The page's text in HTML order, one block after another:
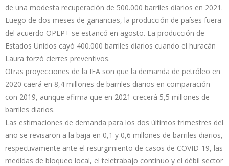
de una modesta recuperación de 500.000 barriles diarios en 2021.
Luego de dos meses de ganancias, la producción de países fuera
del acuerdo OPEP+ se estancó en agosto. La producción de
Estados Unidos cayó 400.000 barriles diarios cuando el huracán
Laura forzó cierres preventivos.
Otras proyecciones de la IEA son que la demanda de petróleo en
2020 caerá en 8,4 millones de barriles diarios en comparación
con 2019, aunque afirma que en 2021 crecerá 5,5 millones de
barriles diarios.
Las estimaciones de demanda para los dos últimos trimestres del
año se revisaron a la baja en 0,1 y 0,6 millones de barriles diarios,
respectivamente ante el resurgimiento de casos de COVID-19, las
medidas de bloqueo local, el teletrabajo continuo y el débil sector